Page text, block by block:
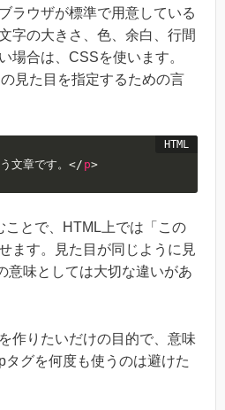
ラウザが標準で用意している
字の大きさ、色、余白、行間
場合は、CSSを使います。
見た目を指定するための言
文章です。</ p>
ことで、HTML上では「この
ます。見た目が同じように見
意味としては大切な違いがあ
作りたいだけの目的で、意味
グを何度も使うのは避けた